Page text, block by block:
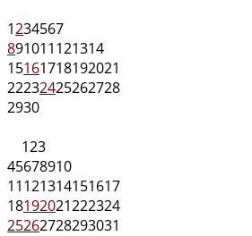
1234567
891011121314
15161718192021
22232425262728
2930
123
45678910
11121314151617
18192021222324
25262728293031